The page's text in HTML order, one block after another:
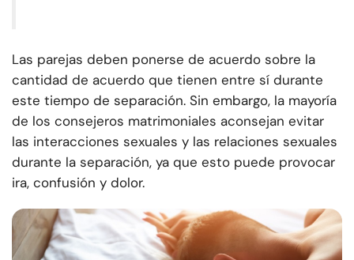
Las parejas deben ponerse de acuerdo sobre la
cantidad de acuerdo que tienen entre sí durante
este tiempo de separación. Sin embargo, la mayoría
de los consejeros matrimoniales aconsejan evitar
las interacciones sexuales y las relaciones sexuales
durante la separación, ya que esto puede provocar
ira, confusión y dolor.